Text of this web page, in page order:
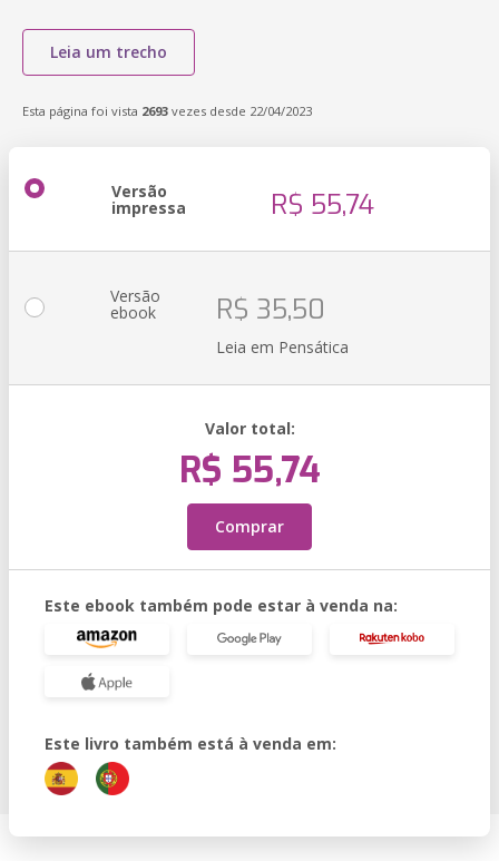
Leia um trecho
Esta página foi vista 2693 vezes desde 22/04/2023
Versão
impressa R$ 55,74
Versão
ebook R$ 35,50
Leia em Pensática
Valor total:
R$ 55,74
Comprar
Este ebook também pode estar à venda na:
Este livro também está à venda em: